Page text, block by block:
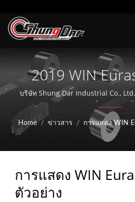
2019 WIN
ตัวอย่าง | ผู้ผลิ
อาหารอัตโนมัติ
Shung Dar
LTD.
บริษัท Shung Dar Industrial Co.,
อุปกรณ์ประมวลผลเหล็กคอยล์มาเ
รากฐานแน่นอนในประเทศไต้หวันแล
ในเมืองกุนซาน จีน และกำลังขยายธุ
Home / ข่าวสาร / การแสดง WIN
การแสดง WIN
ตัวอย่าง